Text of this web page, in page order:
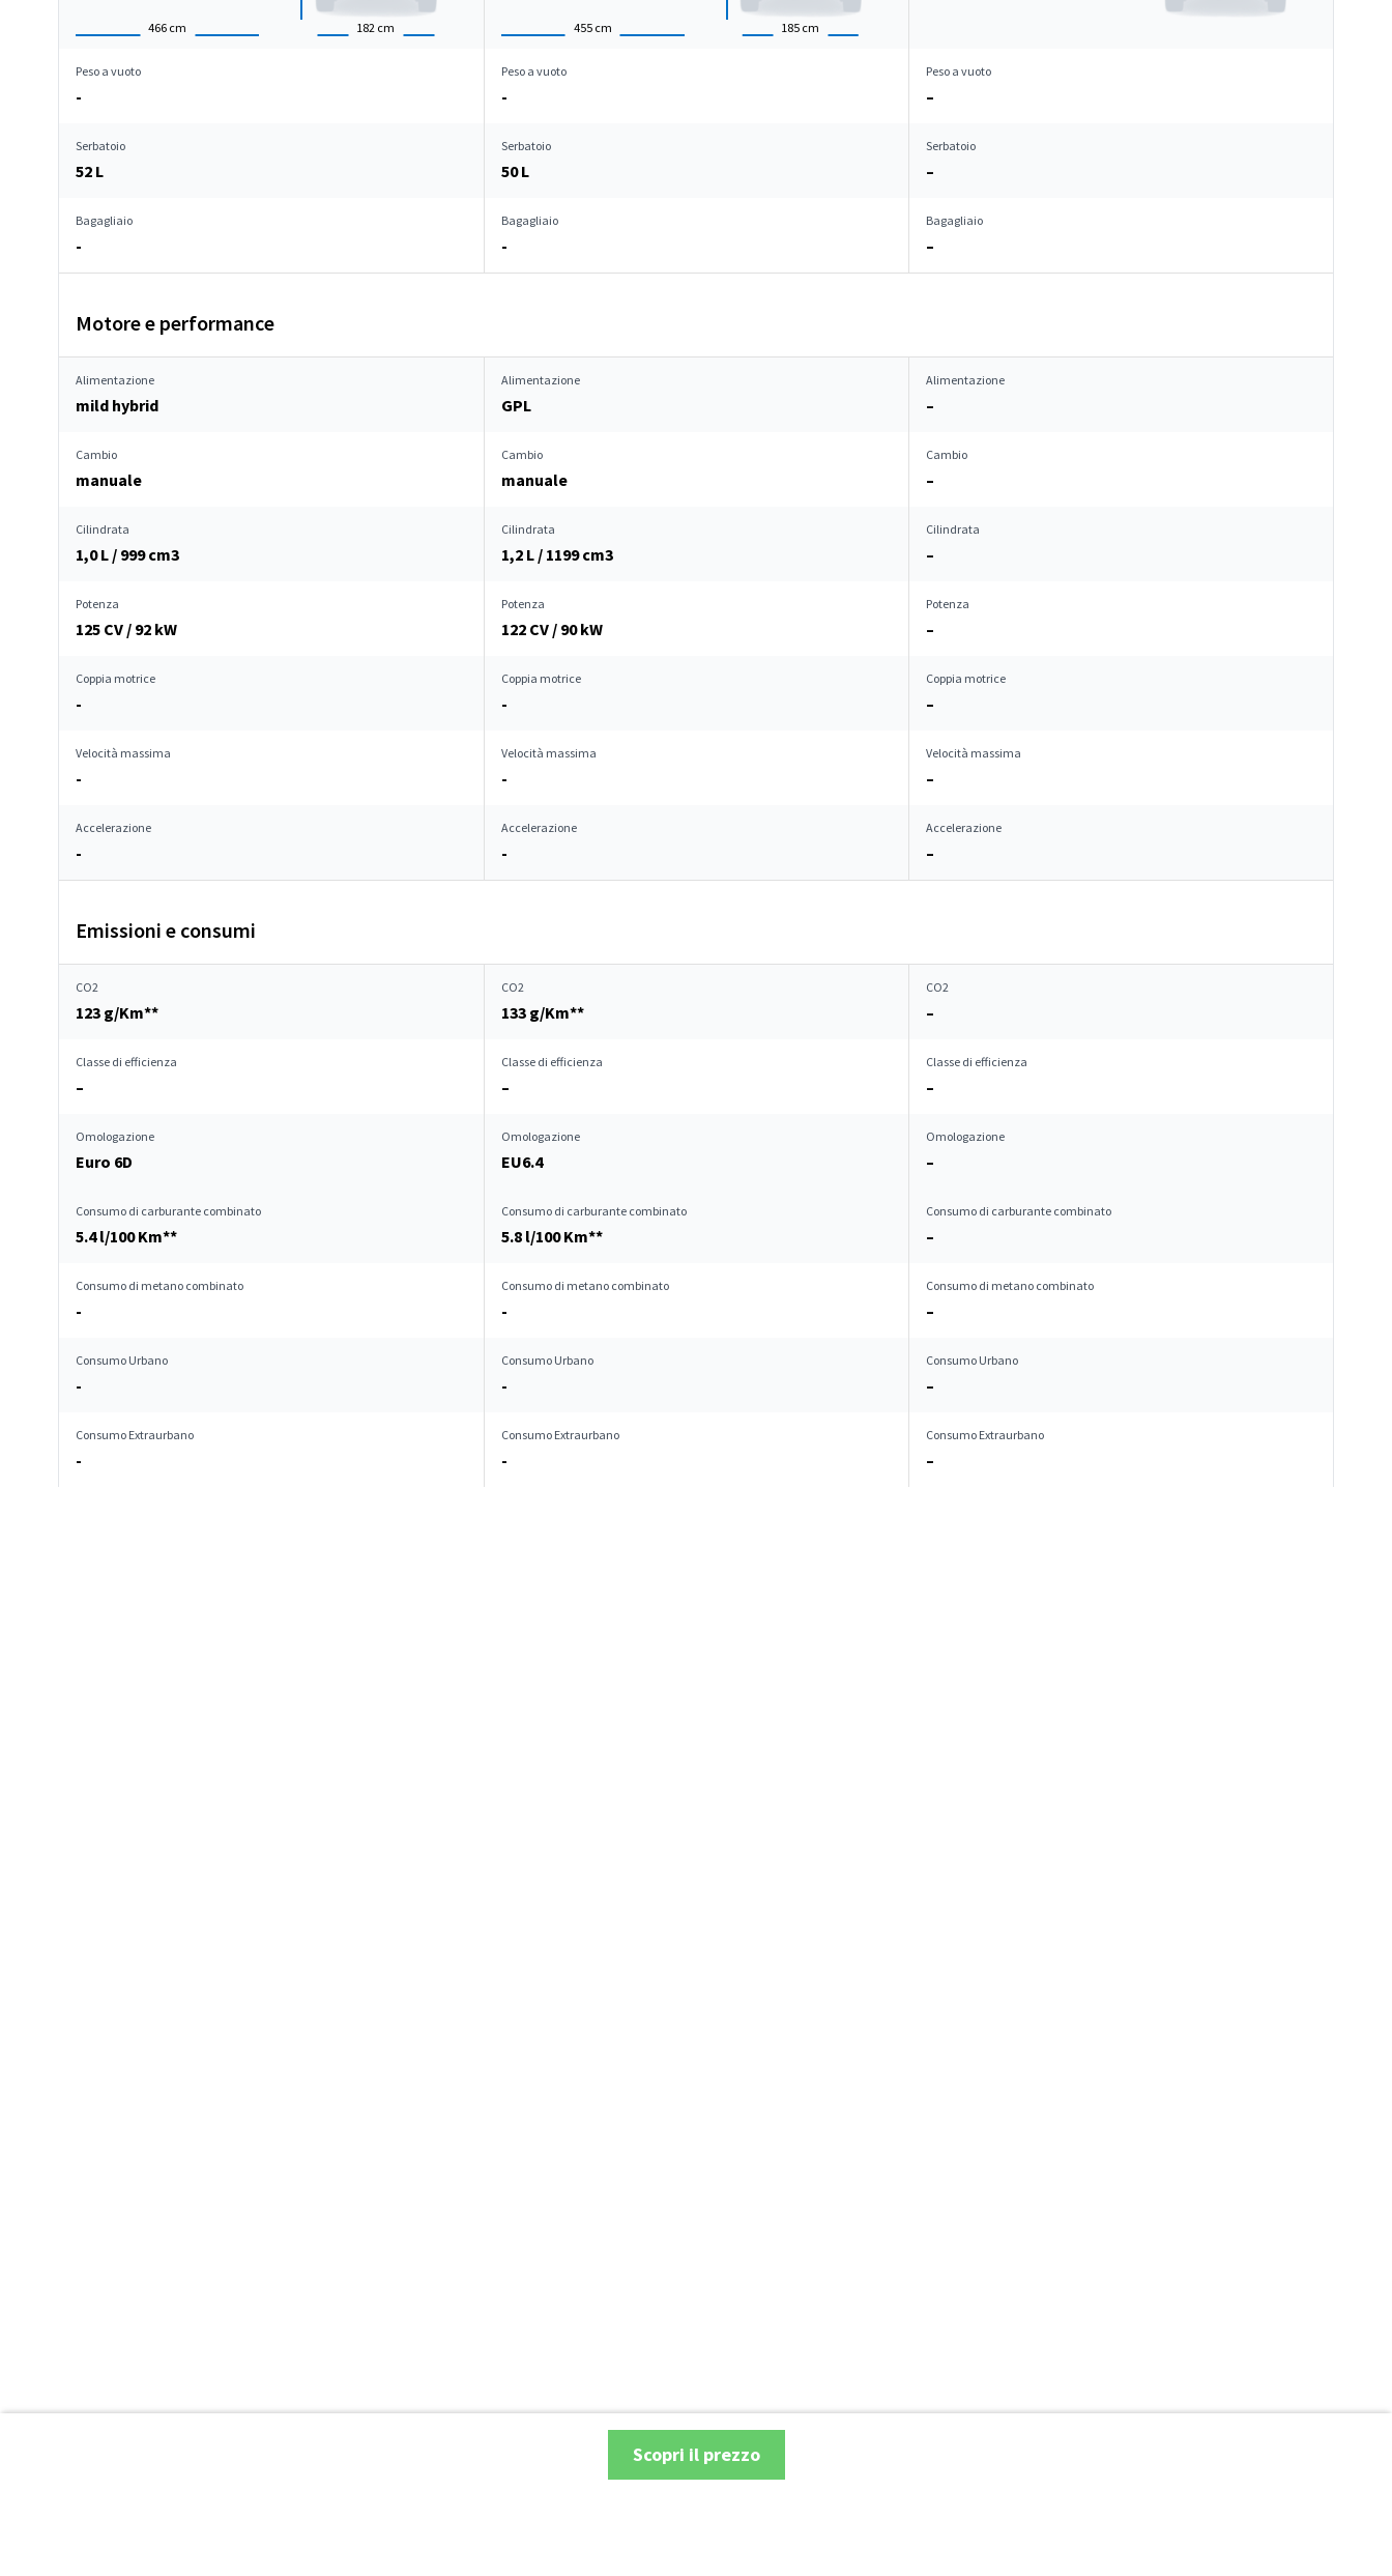
466 cm 182 cm 455 cm 185 cm
Peso a vuoto
-
Peso a vuoto
-
Peso a vuoto
–
Serbatoio
52 L
Serbatoio
50 L
Serbatoio
–
Bagagliaio
-
Bagagliaio
-
Bagagliaio
–
Motore e performance
Alimentazione
mild hybrid
Alimentazione
GPL
Alimentazione
–
Cambio
manuale
Cambio
manuale
Cambio
–
Cilindrata
1,0 L / 999 cm3
Cilindrata
1,2 L / 1199 cm3
Cilindrata
–
Potenza
125 CV / 92 kW
Potenza
122 CV / 90 kW
Potenza
–
Coppia motrice
-
Coppia motrice
-
Coppia motrice
–
Velocità massima
-
Velocità massima
-
Velocità massima
–
Accelerazione
-
Accelerazione
-
Accelerazione
–
Emissioni e consumi
CO2
123 g/Km**
CO2
133 g/Km**
CO2
–
Classe di efficienza
–
Classe di efficienza
–
Classe di efficienza
–
Omologazione
Euro 6D
Omologazione
EU6.4
Omologazione
–
Consumo di carburante combinato
5.4 l/100 Km**
Consumo di carburante combinato
5.8 l/100 Km**
Consumo di carburante combinato
–
Consumo di metano combinato
-
Consumo di metano combinato
-
Consumo di metano combinato
–
Consumo Urbano
-
Consumo Urbano
-
Consumo Urbano
–
Consumo Extraurbano
-
Consumo Extraurbano
-
Consumo Extraurbano
–
Scopri il prezzo